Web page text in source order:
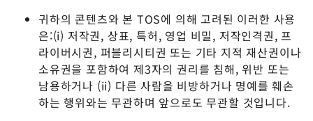
귀하의 콘텐츠와 본 TOS에 의해 고려된 이러한 사용
은:(i) 저작권, 상표, 특허, 영업 비밀, 저작인격권, 프
라이버시권, 퍼블리시티권 또는 기타 지적 재산권이나
소유권을 포함하여 제3자의 권리를 침해, 위반 또는
남용하거나 (ii) 다른 사람을 비방하거나 명예를 훼손
하는 행위와는 무관하며 앞으로도 무관할 것입니다.